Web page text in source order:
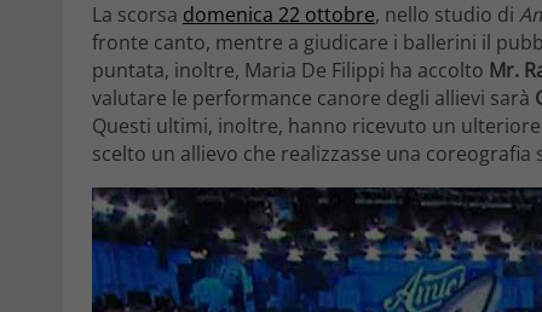
La scorsa domenica 22 ottobre, nello studio di
fronte canto, mentre a giudicare i ballerini il
puntata, inoltre, Maria De Filippi ha accolto Mr.
valutare le performance canore degli allievi sarà
Questi ultimi, inoltre, hanno ricevuto un
scelto un allievo che realizzasse una coreografia